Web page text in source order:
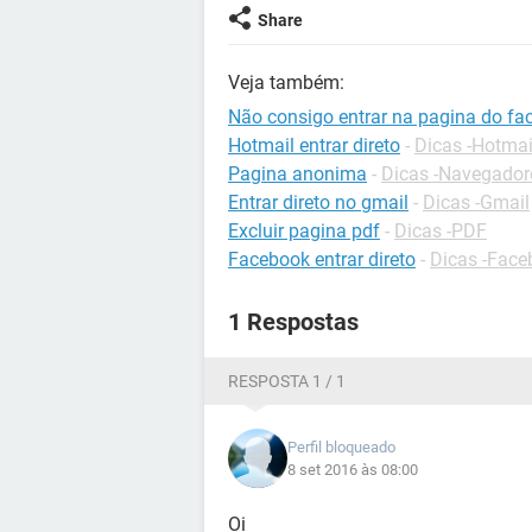
Share
Veja também:
Não consigo entrar na pagina do
Hotmail entrar direto - Dicas -
Pagina anonima - Dicas -
Entrar direto no gmail - Dicas -Gmail
Excluir pagina pdf - Dicas -PDF
Facebook entrar direto - Dicas -
1 Respostas
RESPOSTA 1 / 1
Perfil bloqueado
8 set 2016 às 08:00
Oi